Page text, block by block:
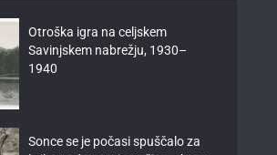
Otroška igra na celjskem
Savinjskem nabrežju, 1930–
1940
Sonce se je počasi spuščalo za